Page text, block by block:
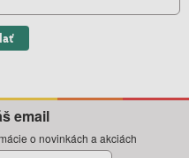
email
o novinkách a akciách